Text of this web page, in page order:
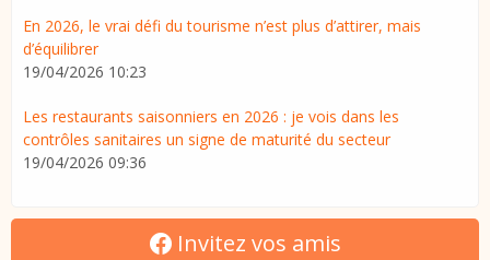
En 2026, le vrai défi du tourisme n’est plus d’attirer, mais
d’équilibrer
19/04/2026 10:23
Les restaurants saisonniers en 2026 : je vois dans les
contrôles sanitaires un signe de maturité du secteur
19/04/2026 09:36
Invitez vos amis